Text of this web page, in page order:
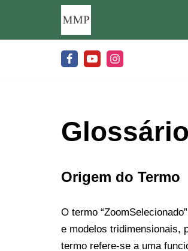
Origem do Termo
O termo
e modelos tridimensionais,
termo refere-se a uma